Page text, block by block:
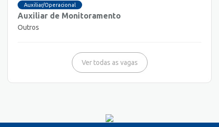
Auxiliar/Operacional
Auxiliar de Monitoramento
Outros
Ver todas as vagas